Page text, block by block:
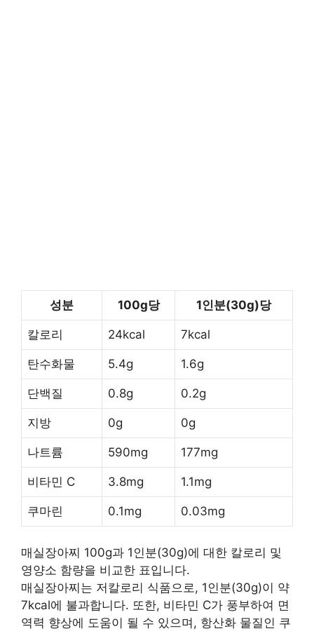
성분 100g당 1인분(30g)당
칼로리 24kcal 7kcal
탄수화물 5.4g 1.6g
단백질 0.8g 0.2g
지방 0g 0g
나트륨 590mg 177mg
비타민 C 3.8mg 1.1mg
쿠마린 0.1mg 0.03mg
매실장아찌 100g과 1인분(30g)에 대한 칼로리 및
영양소 함량을 비교한 표입니다.
매실장아찌는 저칼로리 식품으로, 1인분(30g)이 약
7kcal에 불과합니다. 또한, 비타민 C가 풍부하여 면
역력 향상에 도움이 될 수 있으며, 항산화 물질인 쿠